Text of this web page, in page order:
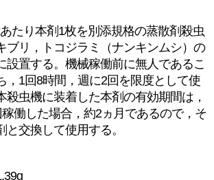
たり本剤1枚を別添規格の蒸散剤殺虫
ブリ，トコジラミ（ナンキンムシ）の
設置する。機械稼働前に無人であるこ
，1回8時間，週に2回を限度として使
殺虫機に装着した本剤の有効期間は，
働した場合，約2ヵ月であるので，そ
交換して使用する。